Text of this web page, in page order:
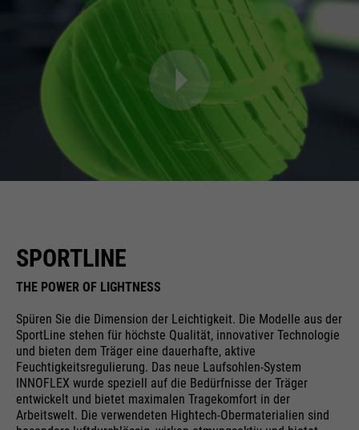
SPORTLINE
THE POWER OF LIGHTNESS
Spüren Sie die Dimension der Leichtigkeit. Die Modelle aus der
SportLine stehen für höchste Qualität, innovativer Technologie
und bieten dem Träger eine dauerhafte, aktive
Feuchtigkeitsregulierung. Das neue Laufsohlen-System
INNOFLEX wurde speziell auf die Bedürfnisse der Träger
entwickelt und bietet maximalen Tragekomfort in der
Arbeitswelt. Die verwendeten Hightech-Obermaterialien sind